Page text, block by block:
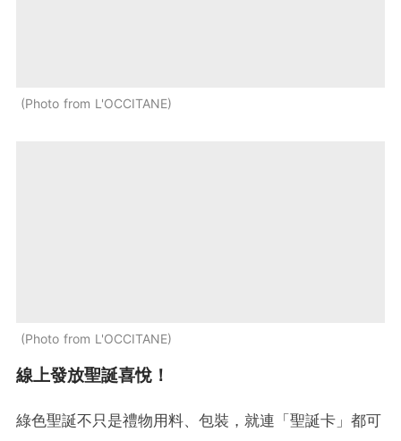
Photo from L'OCCITANE
Photo from L'OCCITANE
線上發放聖誕喜悅！
綠色聖誕不只是禮物用料、包裝，就連「聖誕卡」都可